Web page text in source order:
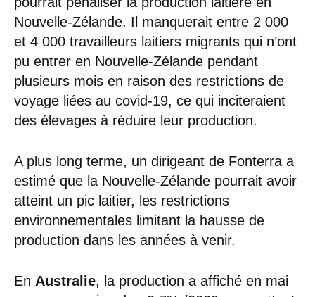
Nouvelle-Zélande. Il manquerait entre 2 000
et 4 000 travailleurs laitiers migrants qui n’ont
pu entrer en Nouvelle-Zélande pendant
plusieurs mois en raison des restrictions de
voyage liées au covid-19, ce qui inciteraient
des élevages à réduire leur production.
A plus long terme, un dirigeant de Fonterra a
estimé que la Nouvelle-Zélande pourrait avoir
atteint un pic laitier, les restrictions
environnementales limitant la hausse de
production dans les années à venir.
En Australie, la production a affiché en mai